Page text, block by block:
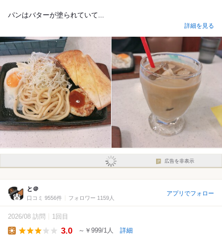
パンはバターが塗られていて...
詳細を見る
広告を非表示
と＠
口コミ 9556件 フォロワー 1159人
アプリでフォロー
2026/08 訪問 1回目
3.0 ～￥999/1人 詳細